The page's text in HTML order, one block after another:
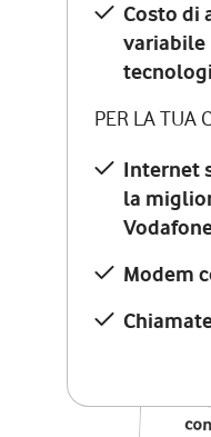
Costo di
variabile
PER LA TUA
Internet
la
Modem
PER
12